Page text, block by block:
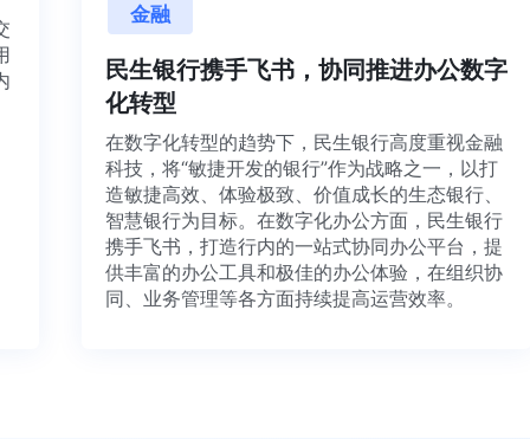
交
用
内
金融
民生银行携手飞书，协同推进办公数
化转型
在数字化转型的趋势下，民生银行高度重视金
科技，将“敏捷开发的银行”作为战略之一，以
造敏捷高效、体验极致、价值成长的生态银行
智慧银行为目标。在数字化办公方面，民生银
携手飞书，打造行内的一站式协同办公平台，
供丰富的办公工具和极佳的办公体验，在组织
同、业务管理等各方面持续提高运营效率。